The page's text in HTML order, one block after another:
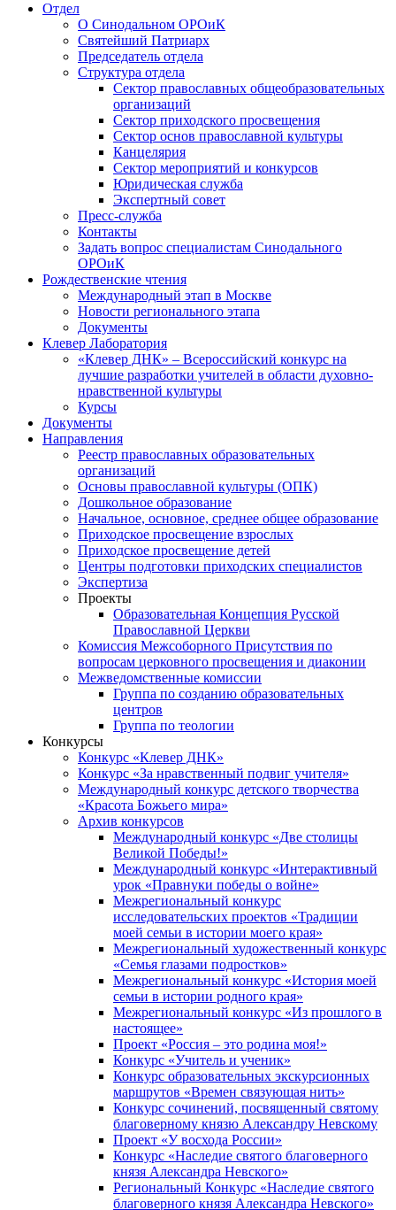
Отдел
О Синодальном ОРОиК
Святейший Патриарх
Председатель отдела
Структура отдела
Сектор православных общеобразовательных
организаций
Сектор приходского просвещения
Сектор основ православной культуры
Канцелярия
Сектор мероприятий и конкурсов
Юридическая служба
Экспертный совет
Пресс-служба
Контакты
Задать вопрос специалистам Синодального
ОРОиК
Рождественские чтения
Международный этап в Москве
Новости регионального этапа
Документы
Клевер Лаборатория
«Клевер ДНК» – Всероссийский конкурс на
лучшие разработки учителей в области духовно-
нравственной культуры
Курсы
Документы
Направления
Реестр православных образовательных
организаций
Основы православной культуры (ОПК)
Дошкольное образование
Начальное, основное, среднее общее образование
Приходское просвещение взрослых
Приходское просвещение детей
Центры подготовки приходских специалистов
Экспертиза
Проекты
Образовательная Концепция Русской
Православной Церкви
Комиссия Межсоборного Присутствия по
вопросам церковного просвещения и диаконии
Межведомственные комиссии
Группа по созданию образовательных
центров
Группа по теологии
Конкурсы
Конкурс «Клевер ДНК»
Конкурс «За нравственный подвиг учителя»
Международный конкурс детского творчества
«Красота Божьего мира»
Архив конкурсов
Международный конкурс «Две столицы
Великой Победы!»
Международный конкурс «Интерактивный
урок «Правнуки победы о войне»
Межрегиональный конкурс
исследовательских проектов «Традиции
моей семьи в истории моего края»
Межрегиональный художественный конкурс
«Семья глазами подростков»
Межрегиональный конкурс «История моей
семьи в истории родного края»
Межрегиональный конкурс «Из прошлого в
настоящее»
Проект «Россия – это родина моя!»
Конкурс «Учитель и ученик»
Конкурс образовательных экскурсионных
маршрутов «Времен связующая нить»
Конкурс сочинений, посвященный святому
благоверному князю Александру Невскому
Проект «У восхода России»
Конкурс «Наследие святого благоверного
князя Александра Невского»
Региональный Конкурс «Наследие святого
благоверного князя Александра Невского»